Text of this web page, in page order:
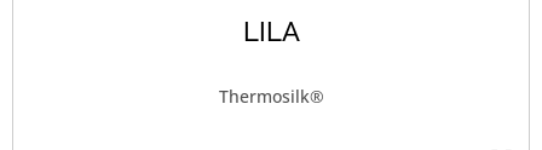
LILA
Thermosilk®